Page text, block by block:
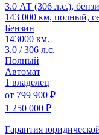
3.0 АТ (306 л.с.),
143 000 км, полный,
Бензин
143000 км.
3.0 / 306 л.с.
Полный
Автомат
1 владелец
от 799 900 ₽
1 250 000 ₽
Гарантия